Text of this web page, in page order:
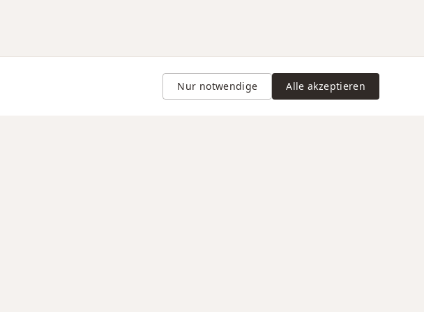
Nur notwendige Alle akzeptieren